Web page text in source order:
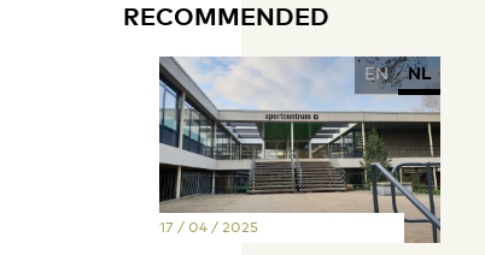
RECOMMENDED
EN NL
17 / 04 / 2025